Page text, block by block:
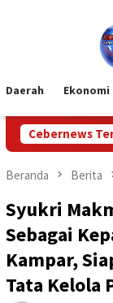
Daerah Ekonomi
Cebernews
Dalam
Beranda Berita
Syukri
Sebagai
Kampar,
Tata Kelola